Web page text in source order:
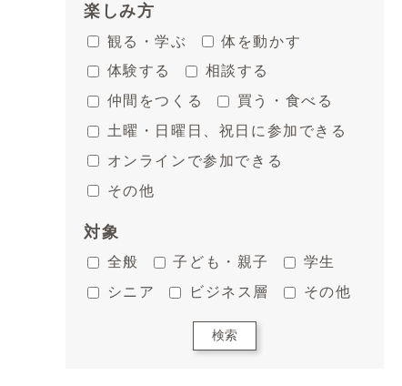
楽しみ方
観る・学ぶ
体を動かす
体験する
相談する
仲間をつくる
買う・食べる
土曜・日曜日、祝日に参加できる
オンラインで参加できる
その他
対象
全般 子ども・親子
学生
シニア
ビジネス層 その他